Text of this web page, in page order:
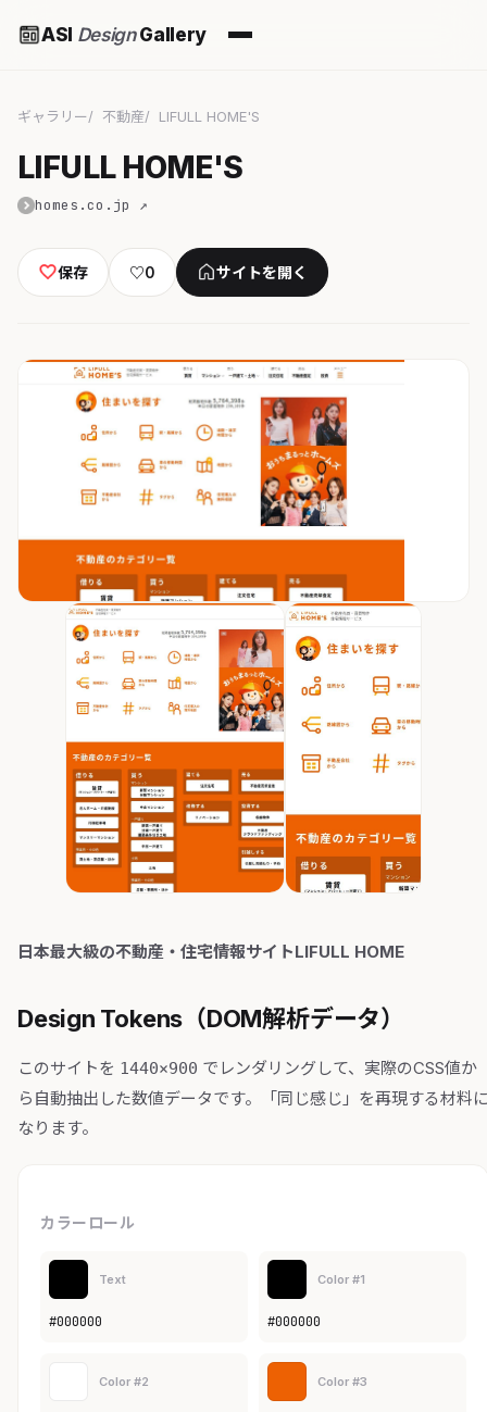
ASI DesignGallery
ギャラリー 不動産 LIFULL HOME'S
LIFULL HOME'S
homes.co.jp ↗
保存 ♡0 サイトを開く
日本最大級の不動産・住宅情報サイトLIFULL HOME
Design Tokens（DOM解析データ）
このサイトを 1440×900 でレンダリングして、実際のCSS値か
ら自動抽出した数値データです。「同じ感じ」を再現する材料
なります。
カラーロール
Text
#000000
Color #1
#000000
Color #2 Color #3